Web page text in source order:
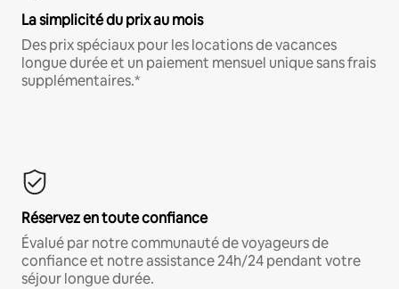
La simplicité du prix au mois
Des prix spéciaux pour les locations de vacances
longue durée et un paiement mensuel unique sans frais
supplémentaires.*
Réservez en toute confiance
Évalué par notre communauté de voyageurs de
confiance et notre assistance 24h/24 pendant votre
séjour longue durée.